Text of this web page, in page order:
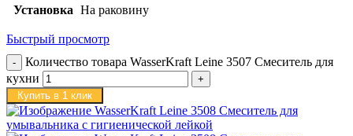
Установка На раковину
Быстрый просмотр
Количество товара WasserKraft Leine 3507 Смеситель для
кухни
Купить в 1 клик